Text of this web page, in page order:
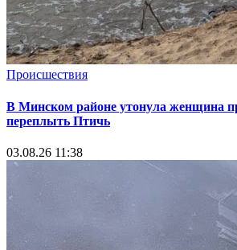
Происшествия
В Минском районе утонула женщина
переплыть Птичь
03.08.26 11:38